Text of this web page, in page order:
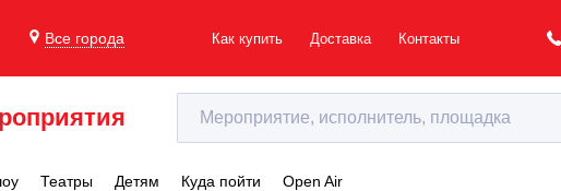
Все города Как купить Доставка Контакты
Театры Детям Куда пойти Open Air